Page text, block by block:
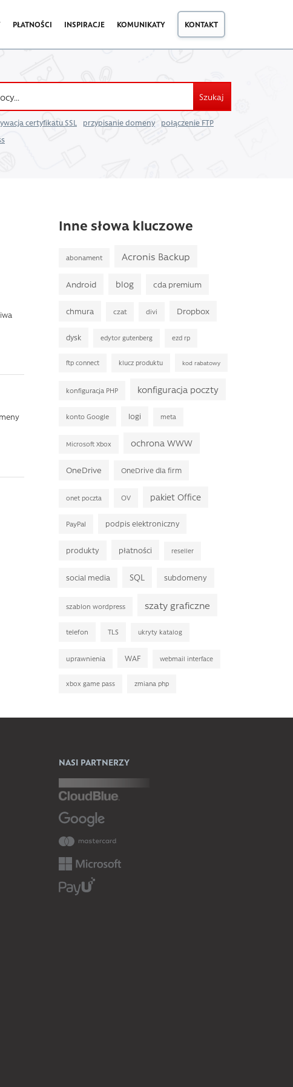
PŁATNOŚCI INSPIRACJE KOMUNIKATY KONTAKT
Szukaj
certyfikatu SSL przypisanie domeny
połączenie FTP
Inne słowa kluczowe
abonament Acronis Backup
Android blog cda premium
chmura czat divi Dropbox
dysk edytor gutenberg ezd rp
ftp connect klucz produktu kod rabatowy
konfiguracja PHP konfiguracja poczty
konto Google logi meta
Microsoft Xbox ochrona WWW
OneDrive OneDrive dla firm
onet poczta OV pakiet Office
PayPal podpis elektroniczny
produkty płatności reseller
social media SQL subdomeny
szablon wordpress szaty graficzne
telefon TLS ukryty katalog
uprawnienia WAF webmail interface
xbox game pass zmiana php
NASI PARTNERZY